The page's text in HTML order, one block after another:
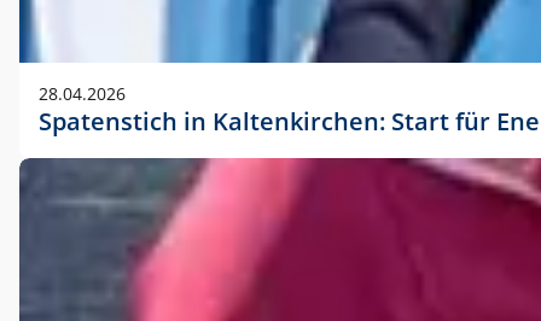
28.04.2026
Spatenstich in Kaltenkirchen: Start für